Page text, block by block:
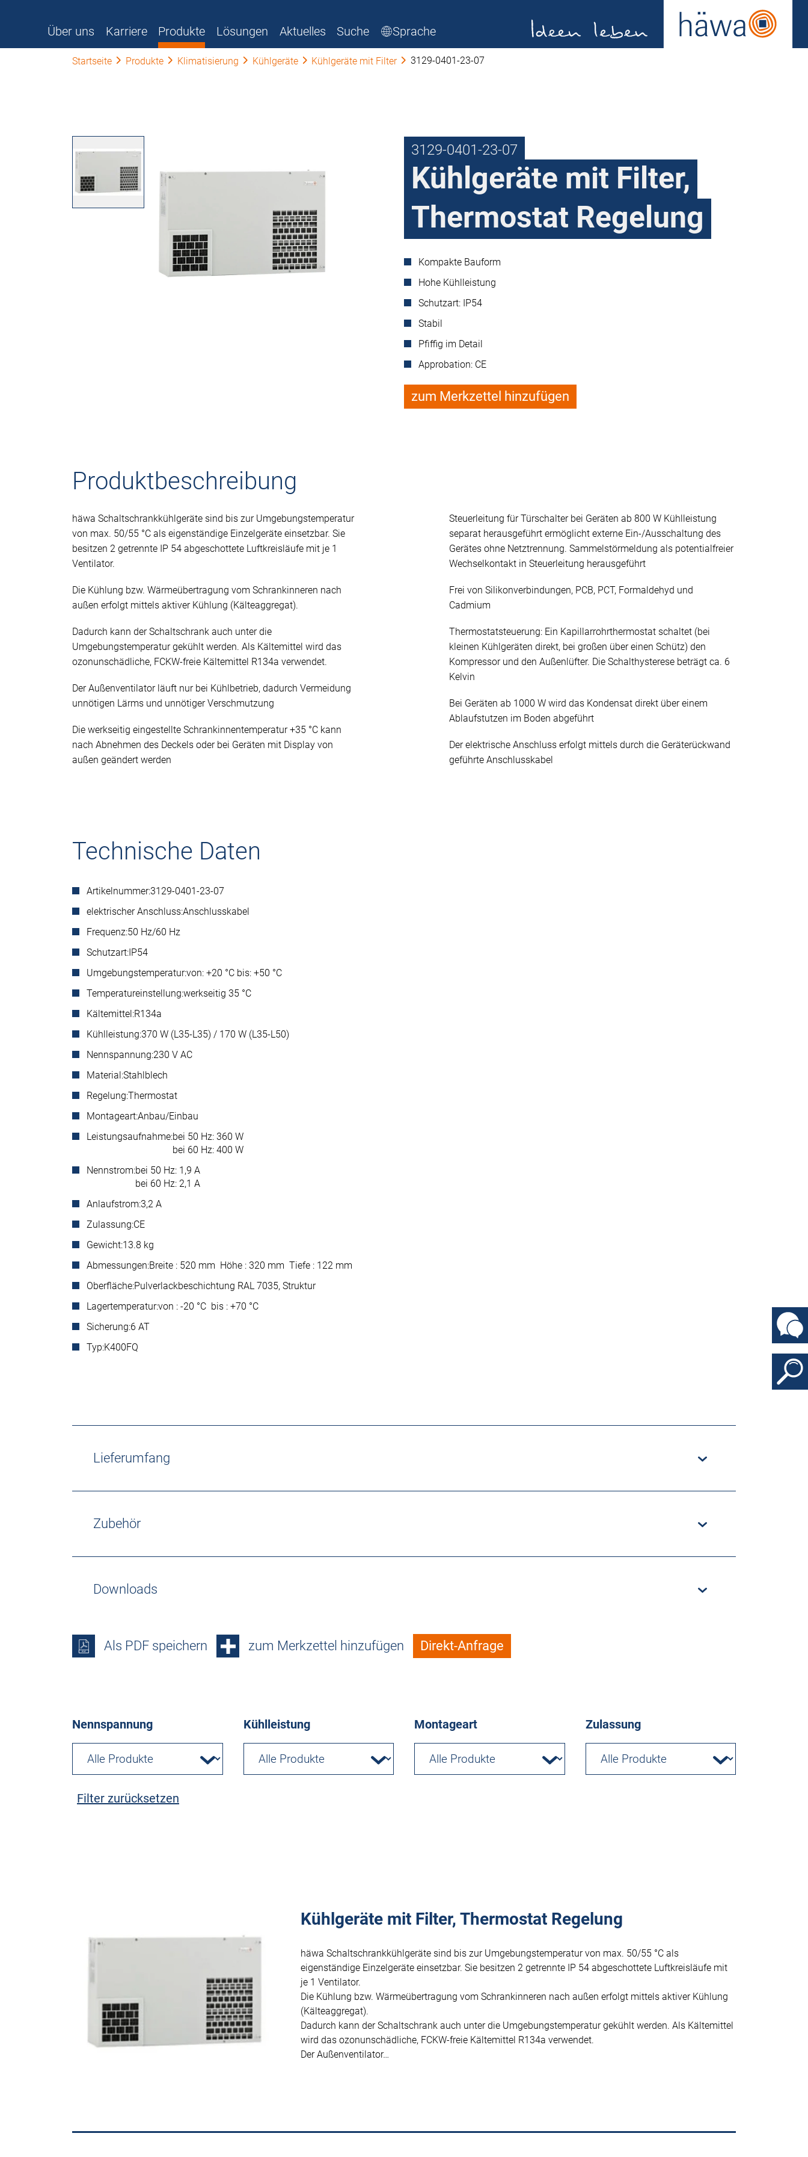
Über uns Karriere Produkte Lösungen Aktuelles Suche Sprache
Startseite Produkte Klimatisierung Kühlgeräte Kühlgeräte mit Filter 3129-0401-23-07
3129-0401-23-07
Kühlgeräte mit Filter,
Thermostat Regelung
Kompakte Bauform
Hohe Kühlleistung
Schutzart: IP54
Stabil
Pfiffig im Detail
Approbation: CE
zum Merkzettel hinzufügen
Produktbeschreibung
häwa Schaltschrankkühlgeräte sind bis zur Umgebungstemperatur
von max. 50/55 °C als eigenständige Einzelgeräte einsetzbar. Sie
besitzen 2 getrennte IP 54 abgeschottete Luftkreisläufe mit je 1
Ventilator.
Die Kühlung bzw. Wärmeübertragung vom Schrankinneren nach
außen erfolgt mittels aktiver Kühlung (Kälteaggregat).
Dadurch kann der Schaltschrank auch unter die
Umgebungstemperatur gekühlt werden. Als Kältemittel wird das
ozonunschädliche, FCKW-freie Kältemittel R134a verwendet.
Der Außenventilator läuft nur bei Kühlbetrieb, dadurch Vermeidung
unnötigen Lärms und unnötiger Verschmutzung
Die werkseitig eingestellte Schrankinnentemperatur +35 °C kann
nach Abnehmen des Deckels oder bei Geräten mit Display von
außen geändert werden
Steuerleitung für Türschalter bei Geräten ab 800 W Kühlleistung
separat herausgeführt ermöglicht externe Ein-/Ausschaltung des
Gerätes ohne Netztrennung. Sammelstörmeldung als potentialfreier
Wechselkontakt in Steuerleitung herausgeführt
Frei von Silikonverbindungen, PCB, PCT, Formaldehyd und
Cadmium
Thermostatsteuerung: Ein Kapillarrohrthermostat schaltet (bei
kleinen Kühlgeräten direkt, bei großen über einen Schütz) den
Kompressor und den Außenlüfter. Die Schalthysterese beträgt ca. 6
Kelvin
Bei Geräten ab 1000 W wird das Kondensat direkt über einem
Ablaufstutzen im Boden abgeführt
Der elektrische Anschluss erfolgt mittels durch die Geräterückwand
geführte Anschlusskabel
Technische Daten
Artikelnummer:3129-0401-23-07
elektrischer Anschluss:Anschlusskabel
Frequenz:50 Hz/60 Hz
Schutzart:IP54
Umgebungstemperatur:von: +20 °C bis: +50 °C
Temperatureinstellung:werkseitig 35 °C
Kältemittel:R134a
Kühlleistung:370 W (L35-L35) / 170 W (L35-L50)
Nennspannung:230 V AC
Material:Stahlblech
Regelung:Thermostat
Montageart:Anbau/Einbau
Leistungsaufnahme:bei 50 Hz: 360 W
bei 60 Hz: 400 W
Nennstrom:bei 50 Hz: 1,9 A
bei 60 Hz: 2,1 A
Anlaufstrom:3,2 A
Zulassung:CE
Gewicht:13.8 kg
Abmessungen:Breite : 520 mm Höhe : 320 mm Tiefe : 122 mm
Oberfläche:Pulverlackbeschichtung RAL 7035, Struktur
Lagertemperatur:von : -20 °C bis : +70 °C
Sicherung:6 AT
Typ:K400FQ
Lieferumfang
Zubehör
Downloads
Als PDF speichern zum Merkzettel hinzufügen Direkt-Anfrage
Nennspannung Kühlleistung Montageart Zulassung
Filter zurücksetzen
Kühlgeräte mit Filter, Thermostat Regelung
häwa Schaltschrankkühlgeräte sind bis zur Umgebungstemperatur von max. 50/55 °C als
eigenständige Einzelgeräte einsetzbar. Sie besitzen 2 getrennte IP 54 abgeschottete Luftkreisläufe mit
je 1 Ventilator.
Die Kühlung bzw. Wärmeübertragung vom Schrankinneren nach außen erfolgt mittels aktiver Kühlung
(Kälteaggregat).
Dadurch kann der Schaltschrank auch unter die Umgebungstemperatur gekühlt werden. Als Kältemittel
wird das ozonunschädliche, FCKW-freie Kältemittel R134a verwendet.
Der Außenventilator…